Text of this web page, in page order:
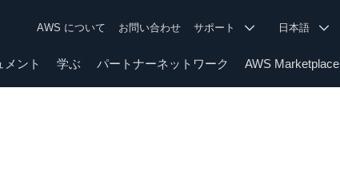
AWS について お問い合わせ サポート 日本語
メント 学ぶ パートナーネットワーク AWS Marketplace